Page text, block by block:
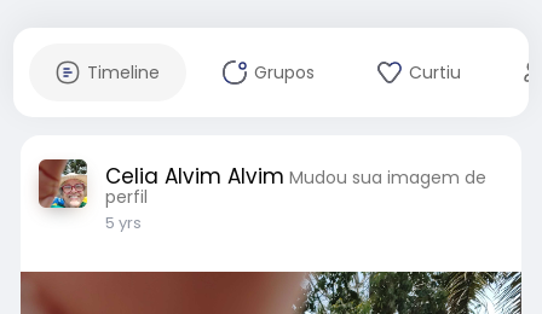
Timeline Grupos Curtiu
Celia Alvim Alvim Mudou sua imagem de
perfil
5 yrs